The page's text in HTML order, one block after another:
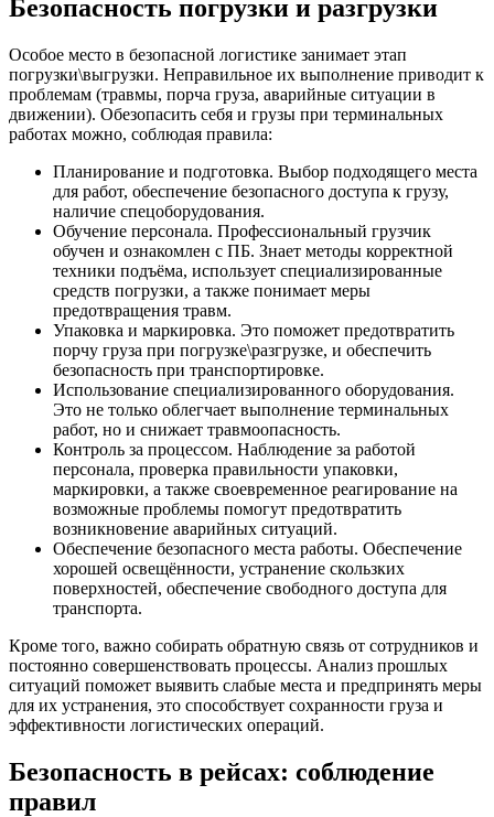
Безопасность погрузки и разгрузки
Особое место в безопасной логистике занимает этап
погрузки\выгрузки. Неправильное их выполнение приводит к
проблемам (травмы, порча груза, аварийные ситуации в
движении). Обезопасить себя и грузы при терминальных
работах можно, соблюдая правила:
Планирование и подготовка. Выбор подходящего места
для работ, обеспечение безопасного доступа к грузу,
наличие спецоборудования.
Обучение персонала. Профессиональный грузчик
обучен и ознакомлен с ПБ. Знает методы корректной
техники подъёма, использует специализированные
средств погрузки, а также понимает меры
предотвращения травм.
Упаковка и маркировка. Это поможет предотвратить
порчу груза при погрузке\разгрузке, и обеспечить
безопасность при транспортировке.
Использование специализированного оборудования.
Это не только облегчает выполнение терминальных
работ, но и снижает травмоопасность.
Контроль за процессом. Наблюдение за работой
персонала, проверка правильности упаковки,
маркировки, а также своевременное реагирование на
возможные проблемы помогут предотвратить
возникновение аварийных ситуаций.
Обеспечение безопасного места работы. Обеспечение
хорошей освещённости, устранение скользких
поверхностей, обеспечение свободного доступа для
транспорта.
Кроме того, важно собирать обратную связь от сотрудников и
постоянно совершенствовать процессы. Анализ прошлых
ситуаций поможет выявить слабые места и предпринять меры
для их устранения, это способствует сохранности груза и
эффективности логистических операций.
Безопасность в рейсах: соблюдение
правил